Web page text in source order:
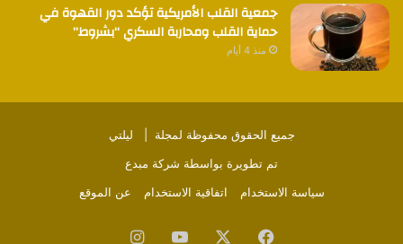
جمعية القلب الأمريكية تؤكد دور القهوة في
حماية القلب ومحاربة السكري “بشروط”
منذ 4 أيام
جميع الحقوق محفوظة لمجلة | ليلتي
تم تطويرة بواسطة شركة مبدع
سياسة الاستخدام
اتفاقية الاستخدام عن الموقع
فيسبوك ‫YouTubeانستقرام